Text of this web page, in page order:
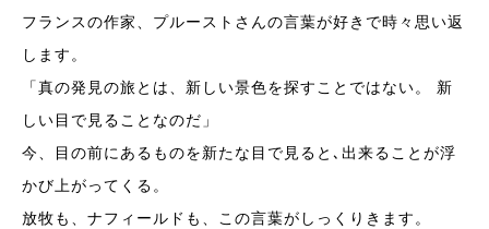
フランスの作家、プルーストさんの言葉が好きで時々思い返
します。
「真の発見の旅とは、新しい景色を探すことではない。 新
しい目で見ることなのだ」
今、目の前にあるものを新たな目で見ると､出来ることが浮
かび上がってくる。
放牧も、ナフィールドも、この言葉がしっくりきます。